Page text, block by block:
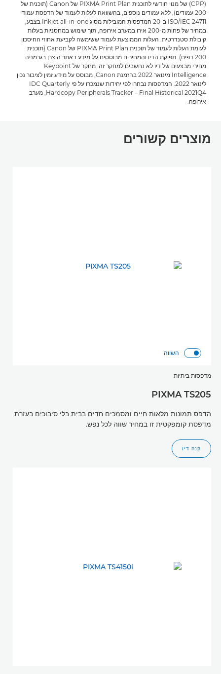
(CPP) של מנוי חודשי לתוכנית PIXMA Print Plan של Canon (תוכנית של
200 עמודים), ללא עמודים נוספים, בהשוואה לעלות לעמוד של הדפסת עמודי
ISO/IEC 24711 ב-20 המדפסות המובילות מסוג Inkjet all-in-one בצבע,
במחיר של פחות מ-200 אירו במערב אירופה, תוך שימוש במחסניות בעלות
קיבולת סטנדרטית. העלות הממוצעת לעמוד ששימשה לקביעת אחוזי החיסכון
לעומת העלות לעמוד של תוכנית PIXMA Print Plan של Canon (תוכנית
200 דפים). תפוקת הדיו והמחירים מבוססים על מידע באתר היצרן בגרמניה.
מחירי מבצעים של דיו לא נחשבים למחקר זה. מחקר של Keypoint
Intelligence מינואר 2022 בהזמנת Canon, מבוסס על מידע זמין לציבור נכון
לינואר 2022. המדפסות נבחרו לפי יחידות שנמכרו על פי IDC Quarterly
Hardcopy Peripherals Tracker – Final Historical 2021Q4, מערב
אירופה.
מוצרים קשורים
השווה
מדפסות ביתיות
PIXMA TS205
הדפס תמונות מלאות חיים ומסמכים חדים בבית בלי סיבוכים בעזרת
מדפסת קומפקטית זו במחיר שווה לכל נפש.
קנה דיו